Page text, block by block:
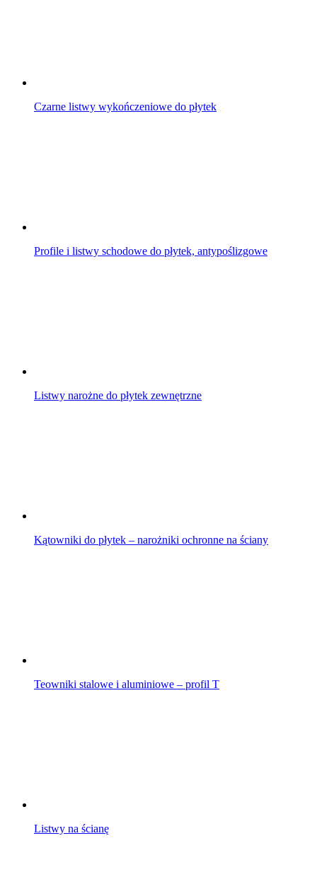
Czarne listwy wykończeniowe do płytek
Profile i listwy schodowe do płytek, antypoślizgowe
Listwy narożne do płytek zewnętrzne
Kątowniki do płytek – narożniki ochronne na ściany
Teowniki stalowe i aluminiowe – profil T
Listwy na ścianę